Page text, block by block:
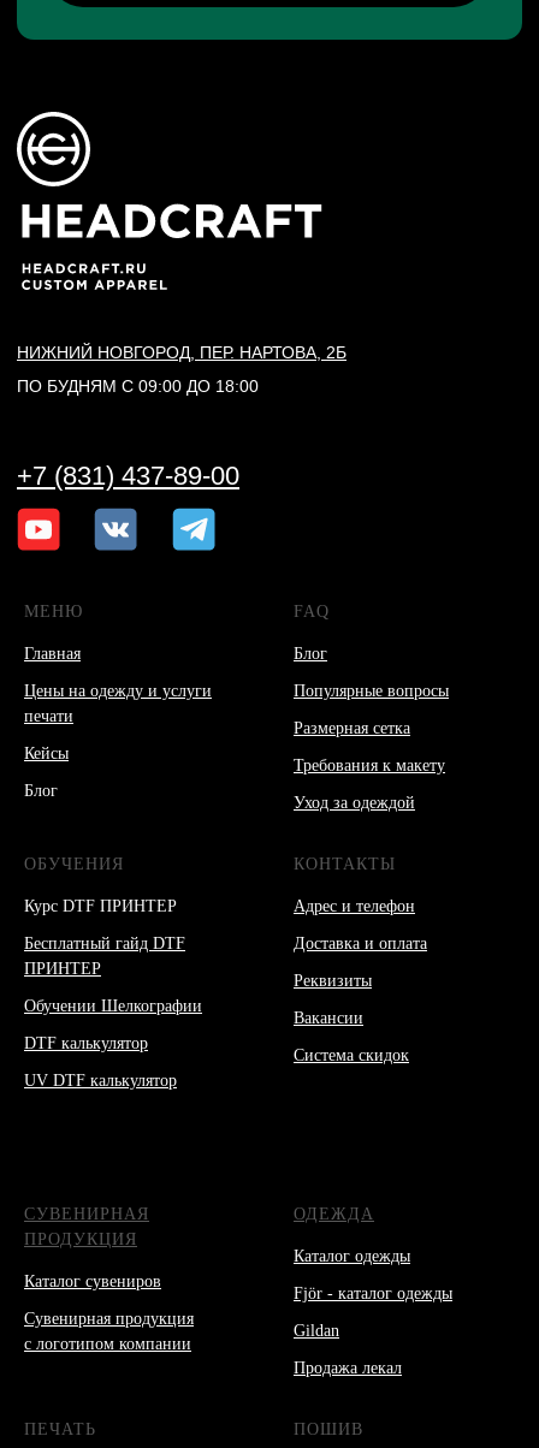
МЕНЮ
Главная
Цены на одежду и услуги
печати
Кейсы
Блог
FAQ
Блог
Популярные вопросы
Размерная сетка
Требования к макету
Уход за одеждой
ОБУЧЕНИЯ
Курс DTF ПРИНТЕР
Бесплатный гайд DTF
ПРИНТЕР
Обучении Шелкографии
DTF калькулятор
UV DTF калькулятор
КОНТАКТЫ
Адрес и телефон
Доставка и оплата
Реквизиты
Вакансии
Система скидок
СУВЕНИРНАЯ
ПРОДУКЦИЯ
Каталог сувениров
Сувенирная продукция
с логотипом компании
ОДЕЖДА
Каталог одежды
Fjör - каталог одежды
Gildan
Продажа лекал
ПЕЧАТЬ ПОШИВ